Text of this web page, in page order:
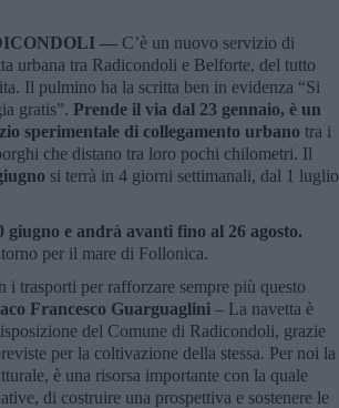
— C’è un nuovo servizio di
urbana tra Radicondoli e Belforte, del tutto
Il pulmino ha la scritta ben in evidenza “Si
gratis”. Prende il via dal 23 gennaio, è un
sperimentale di collegamento urbano tra i
che distano tra loro pochi chilometri. Il
si terrà in 4 giorni settimanali, dal 1 luglio
giugno e andrà avanti fino al 26 agosto.
per il mare di Follonica.
i trasporti per rafforzare sempre più questo
Francesco Guarguaglini – La navetta è
del Comune di Radicondoli, grazie
per la coltivazione della stessa. Per noi la
è una risorsa importante con la quale
di costruire una prospettiva e sostenere le